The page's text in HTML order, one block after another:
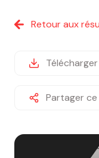
notre
Retour aux
Partager ce